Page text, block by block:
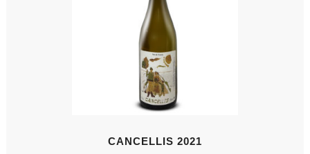
CANCELLIS 2021